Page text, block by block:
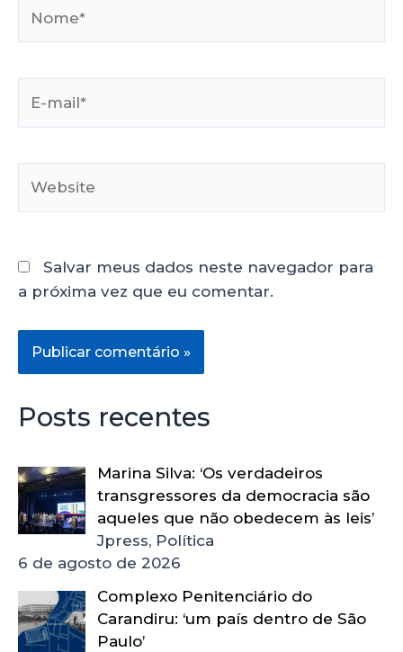
Salvar meus dados neste navegador para
a próxima vez que eu comentar.
Posts recentes
Marina Silva: ‘Os verdadeiros
transgressores da democracia são
aqueles que não obedecem às leis’
Jpress, Política
6 de agosto de 2026
Complexo Penitenciário do
Carandiru: ‘um país dentro de São
Paulo’